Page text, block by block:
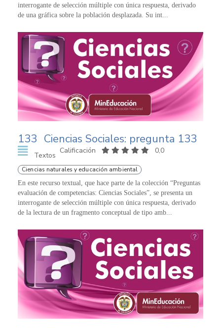
interrogante de selección múltiple con única respuesta, derivado
de una gráfica sobre la población desplazada. Su int...
133 Ciencias Sociales: pregunta 133
Textos
Calificación 0,0
Ciencias naturales y educación ambiental
En este recurso textual, que hace parte de la colección “Preguntas
evaluación de competencias: Ciencias Sociales”, se presenta un
interrogante de selección múltiple con única respuesta, derivado
de la lectura de un fragmento conceptual de tipo amb...